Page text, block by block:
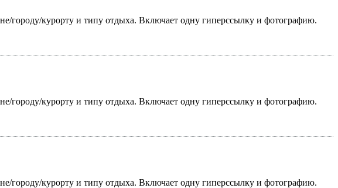
городу/курорту и типу отдыха. Включает одну гиперссылку и фотографию.
городу/курорту и типу отдыха. Включает одну гиперссылку и фотографию.
городу/курорту и типу отдыха. Включает одну гиперссылку и фотографию.